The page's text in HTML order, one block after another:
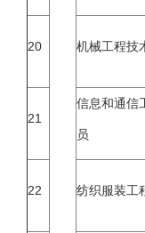
20 机械工程技
21
信息和通信
员
22 纺织服装工